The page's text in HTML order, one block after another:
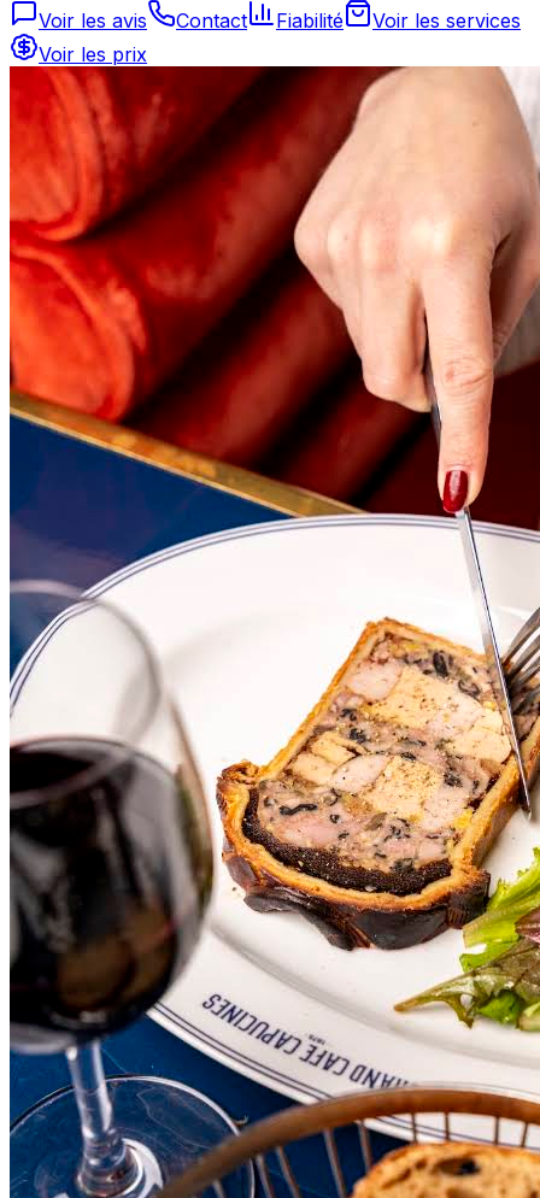
Voir les avis
Contact Fiabilité
Voir les services
Voir les prix